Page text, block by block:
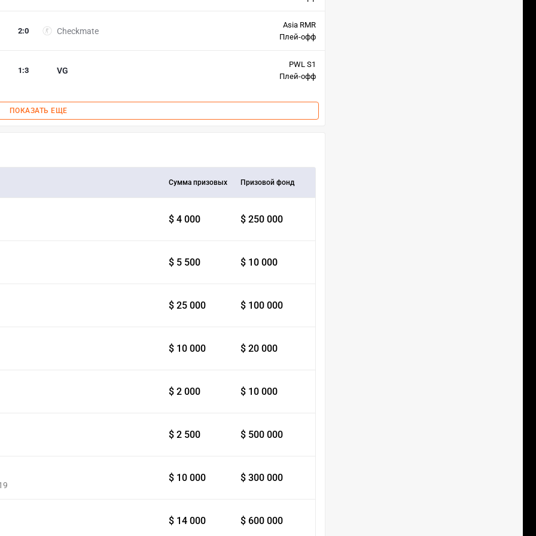
Checkmate
2:0
Asia RMR
Плей-офф
VG
1 :3
PWL S1
Плей-офф
ПОКАЗАТЬ ЕЩЕ
Сумма призовых Призовой фонд
$ 4 000 $ 250 000
$ 5 500 $ 10 000
$ 25 000 $ 100 000
$ 10 000 $ 20 000
$ 2 000 $ 10 000
$ 2 500 $ 500 000
$ 10 000 $ 300 000
$ 14 000 $ 600 000